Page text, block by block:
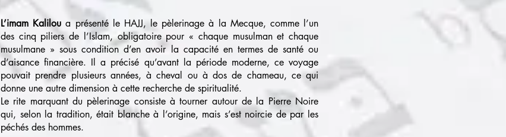
L’imam Kalilou a présenté le HAJJ, le pèlerinage à la Mecque, comme l’un
des cinq piliers de l’Islam, obligatoire pour « chaque musulman et chaque
musulmane » sous condition d’en avoir la capacité en termes de santé ou
d’aisance financière. Il a précisé qu’avant la période moderne, ce voyage
pouvait prendre plusieurs années, à cheval ou à dos de chameau, ce qui
donne une autre dimension à cette recherche de spiritualité.
Le rite marquant du pèlerinage consiste à tourner autour de la Pierre Noire
qui, selon la tradition, était blanche à l’origine, mais s’est noircie de par les
péchés des hommes.